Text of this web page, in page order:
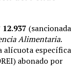
(sancionada
Alimentaria.
alícuota específica
abonado por